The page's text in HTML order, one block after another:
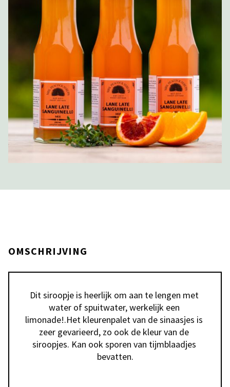
OMSCHRIJVING
Dit siroopje is heerlijk om aan te lengen met
water of spuitwater, werkelijk een
limonade!.Het kleurenpalet van de sinaasjes is
zeer gevarieerd, zo ook de kleur van de
siroopjes. Kan ook sporen van tijmblaadjes
bevatten.